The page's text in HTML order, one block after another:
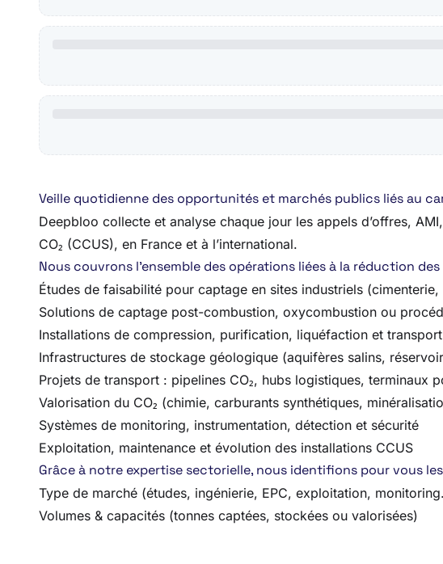
Veille quotidienne des opportunités et marchés publics liés au
Deepbloo collecte et analyse chaque jour les appels d’offres,
CO₂ (CCUS), en France et à l’international.
Nous couvrons l’ensemble des opérations liées à la réduction
Études de faisabilité pour captage en sites industriels
Solutions de captage post-combustion, oxycombustion ou
Installations de compression, purification, liquéfaction et transport
Infrastructures de stockage géologique (aquifères salins,
Projets de transport : pipelines CO₂, hubs logistiques, terminaux
Valorisation du CO₂ (chimie, carburants synthétiques,
Systèmes de monitoring, instrumentation, détection et sécurité
Exploitation, maintenance et évolution des installations CCUS
Grâce à notre expertise sectorielle, nous identifions pour vous
Type de marché (études, ingénierie, EPC, exploitation,
Volumes & capacités (tonnes captées, stockées ou valorisées)